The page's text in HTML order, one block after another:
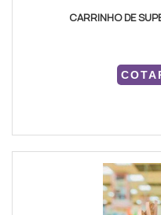
CARRINHO DE